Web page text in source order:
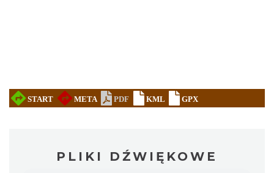
PLIKI DŹWIĘKOWE